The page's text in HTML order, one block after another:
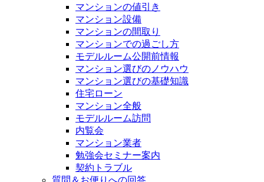
マンションの値引き
マンション設備
マンションの間取り
マンションでの過ごし方
モデルルーム公開前情報
マンション選びのノウハウ
マンション選びの基礎知識
住宅ローン
マンション全般
モデルルーム訪問
内覧会
マンション業者
勉強会セミナー案内
契約トラブル
質問＆お便りへの回答